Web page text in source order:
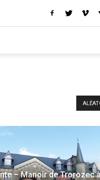
– Manoir de Trorozec